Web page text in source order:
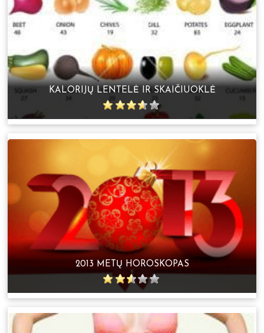
KALORIJŲ LENTELĖ IR SKAIČIUOKLĖ
2013 METŲ HOROSKOPAS